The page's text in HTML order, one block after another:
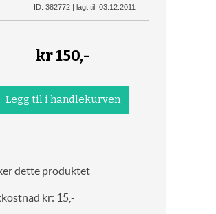
ID: 382772 | lagt til: 03.12.2011
kr150,-
dette produktet
kr: 15,-